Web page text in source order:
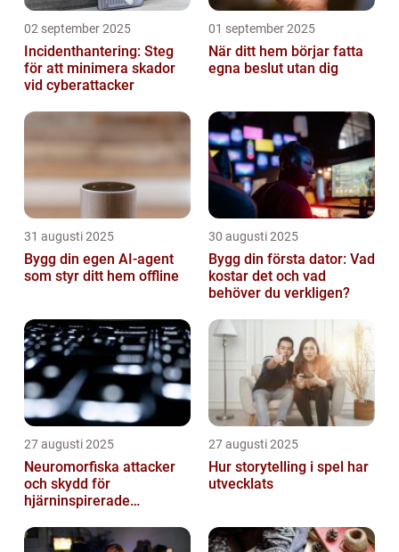
02 september 2025
Incidenthantering: Steg
för att minimera skador
vid cyberattacker
01 september 2025
När ditt hem börjar fatta
egna beslut utan dig
31 augusti 2025
Bygg din egen AI-agent
som styr ditt hem offline
30 augusti 2025
Bygg din första dator: Vad
kostar det och vad
behöver du verkligen?
27 augusti 2025
Neuromorfiska attacker
och skydd för
hjärninspirerade
27 augusti 2025
Hur storytelling i spel har
utvecklats